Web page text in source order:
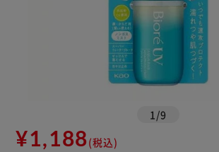
1 /9
¥1,188(税込)